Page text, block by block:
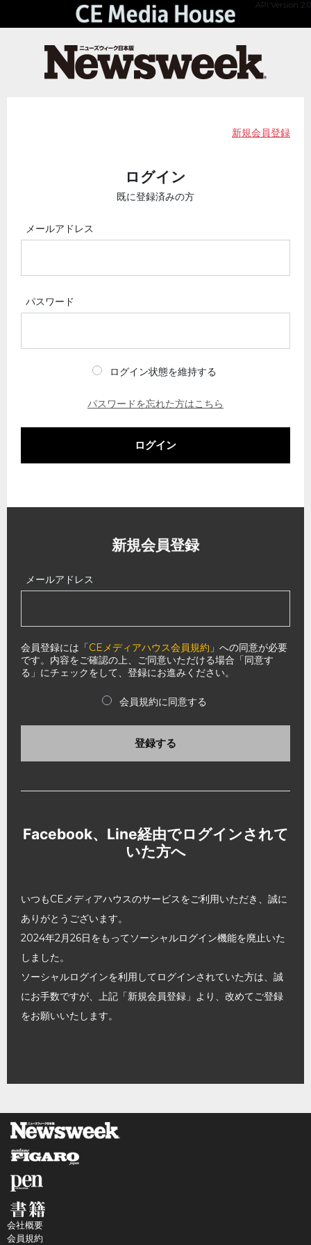
API Version 2.0
新規会員登録
ログイン
既に登録済みの方
メールアドレス
パスワード
ログイン状態を維持する
パスワードを忘れた方はこちら
ログイン
新規会員登録
メールアドレス
会員登録には「CEメディアハウス会員規約 」への同意が必要
です。内容をご確認の上、ご同意いただける場合「同意す
る」にチェックをして、登録にお進みください。
会員規約に同意する
登録する
Facebook、Line経由でログインされて
いた方へ
いつもCEメディアハウスのサービスをご利用いただき、誠に
ありがとうございます。
2024年2月26日をもってソーシャルログイン機能を廃止いた
しました。
ソーシャルログインを利用してログインされていた方は、誠
にお手数ですが、上記「新規会員登録」より、改めてご登録
をお願いいたします。
会社概要
会員規約